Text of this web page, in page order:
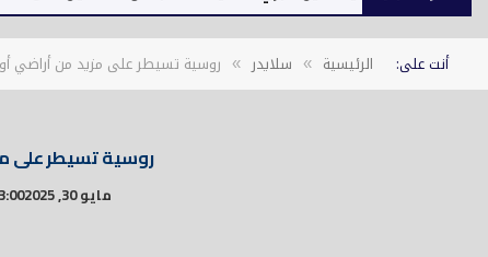
أنت على: الرئيسية » سلايدر » روسية تسيطر على مزيد من أراضي
روسية تسيطر على
مايو 30, 2025 3:00 م